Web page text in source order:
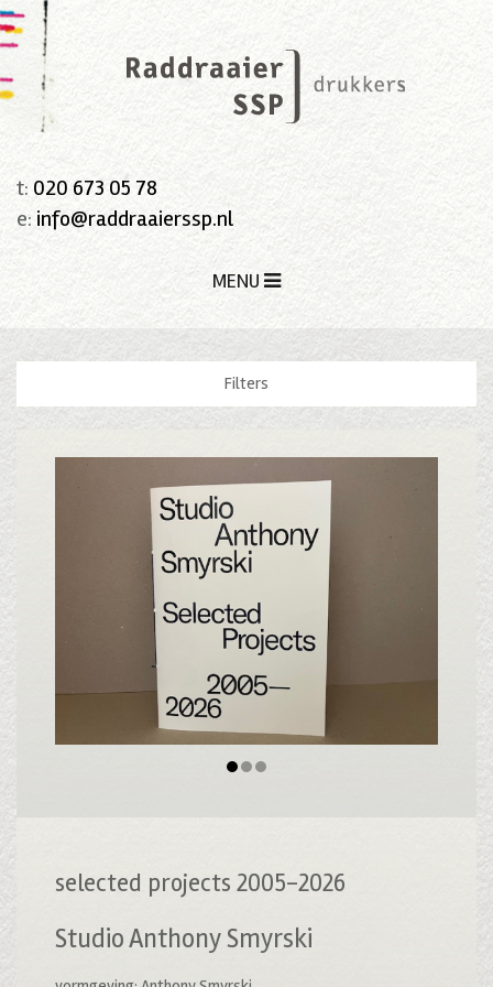
t: 020 673 05 78
e: info@raddraaierssp.nl
MENU
Filters
selected projects 2005-2026
Studio Anthony Smyrski